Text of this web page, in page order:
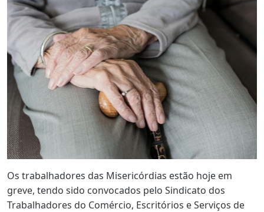
Os trabalhadores das Misericórdias estão hoje em
greve, tendo sido convocados pelo Sindicato dos
Trabalhadores do Comércio, Escritórios e Serviços de